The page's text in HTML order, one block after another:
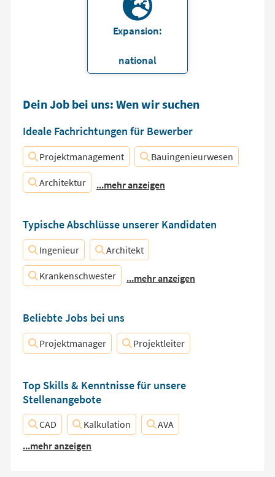
Expansion:
national
Dein Job bei uns: Wen wir suchen
Ideale Fachrichtungen für Bewerber
Projektmanagement Bauingenieurwesen
Architektur ...mehr anzeigen
Typische Abschlüsse unserer Kandidaten
Ingenieur Architekt
Krankenschwester ...mehr anzeigen
Beliebte Jobs bei uns
Projektmanager Projektleiter
Top Skills & Kenntnisse für unsere
Stellenangebote
CAD Kalkulation
AVA
...mehr anzeigen